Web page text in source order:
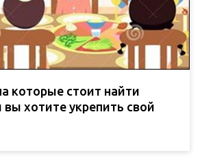
которые стоит найти
вы хотите укрепить свой